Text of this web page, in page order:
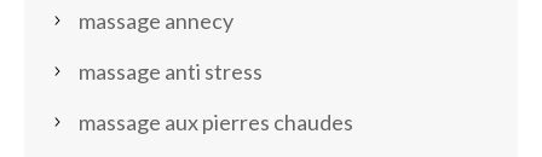
massage annecy
massage anti stress
massage aux pierres chaudes